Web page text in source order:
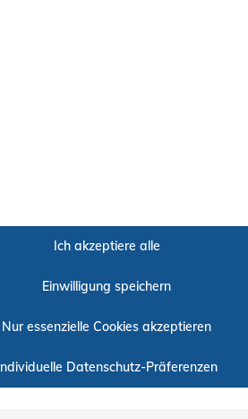
Ich akzeptiere alle
Einwilligung speichern
Nur essenzielle Cookies akzeptieren
Individuelle Datenschutz-Präferenzen